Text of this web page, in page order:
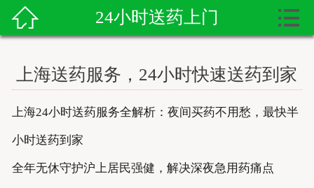

送药资讯
护工服务
 24小时送药上门 
上海送药服务，24小时快速送药到家
上海24小时送药服务全解析：夜间买药不用愁，最快半
小时送药到家
全年无休守护沪上居民强健，解决深夜急用药痛点